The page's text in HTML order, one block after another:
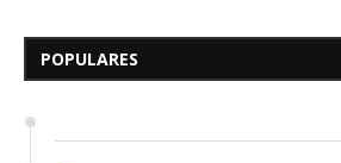
POPULARESDesconocidos del...